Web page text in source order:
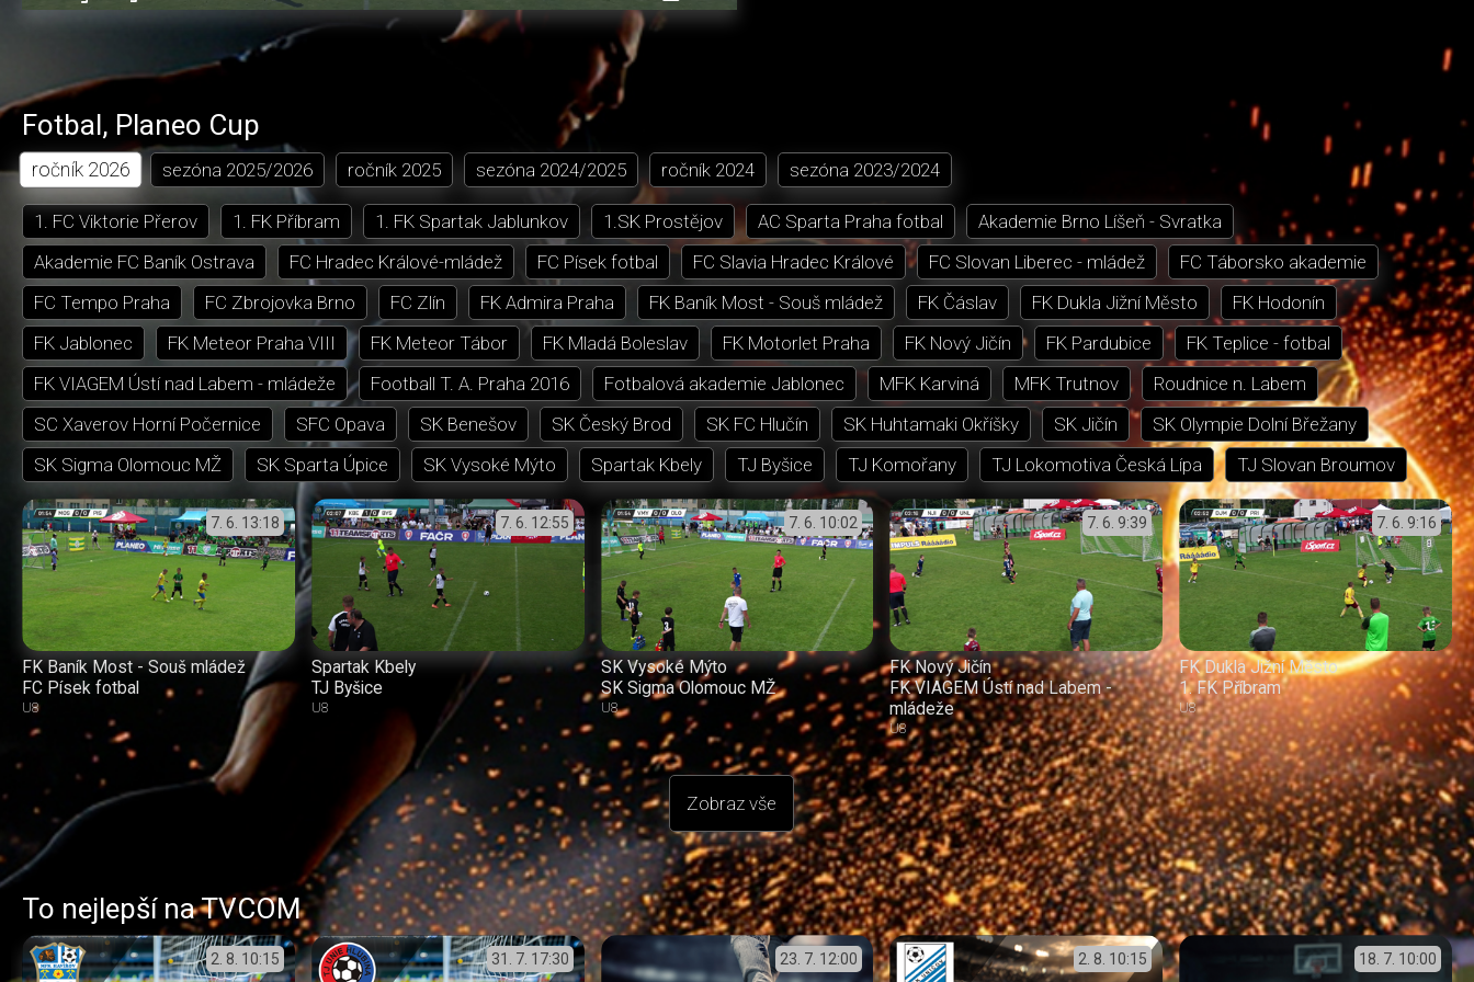
dozadu
0.50%
přehráváníin-
obrazovka
Fotbal, Planeo Cup
ročník 2026 sezóna 2025/2026 ročník 2025 sezóna 2024/2025 ročník 2024 sezóna 2023/2024
1. FC Viktorie Přerov 1. FK Příbram 1. FK Spartak Jablunkov 1.SK Prostějov AC Sparta Praha fotbal
Akademie Brno Líšeň - Svratka
Akademie FC Baník Ostrava
FC Hradec Králové-mládež FC Písek fotbal FC Slavia Hradec Králové FC Slovan Liberec - mládež
FC Táborsko akademie
FC Tempo Praha
FC Zbrojovka Brno FC Zlín FK Admira Praha FK Baník Most - Souš mládež FK Čáslav FK Dukla Jižní Město
FK Hodonín
FK Jablonec
FK Meteor Praha VIII FK Meteor Tábor FK Mladá Boleslav FK Motorlet Praha FK Nový Jičín FK Pardubice
FK Teplice - fotbal
FK VIAGEM Ústí nad Labem - mládeže
Football T. A. Praha 2016 Fotbalová akademie Jablonec MFK Karviná MFK Trutnov
Roudnice n. Labem
SC Xaverov Horní Počernice
SFC Opava SK Benešov SK Český Brod SK FC Hlučín SK Huhtamaki Okříšky SK Jičín
SK Olympie Dolní Břežany
SK Sigma Olomouc MŽ
SK Sparta Úpice SK Vysoké Mýto Spartak Kbely TJ Byšice TJ Komořany TJ Lokomotiva Česká Lípa TJ Slovan Broumov
7. 6. 13:18
FK Baník Most - Souš mládež
FC Písek fotbal
U8
7. 6. 12:55
Spartak Kbely
TJ Byšice
U8
7. 6. 10:02
SK Vysoké Mýto
SK Sigma Olomouc MŽ
U8
7. 6. 9:39
FK Nový Jičín
FK VIAGEM Ústí nad Labem -
mládeže
U8
7. 6. 9:16
FK Dukla Jižní Město
1. FK Příbram
U8
Zobraz vše
To nejlepší na TVCOM
2. 8. 10:15 31. 7. 17:30 23. 7. 12:00 2. 8. 10:15 18. 7. 10:00